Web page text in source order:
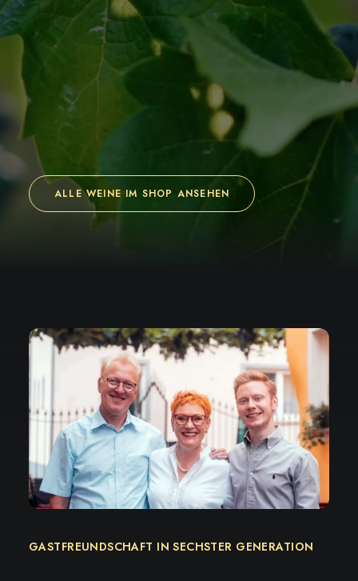
ALLE WEINE IM SHOP ANSEHEN
GASTFREUNDSCHAFT IN SECHSTER GENERATION